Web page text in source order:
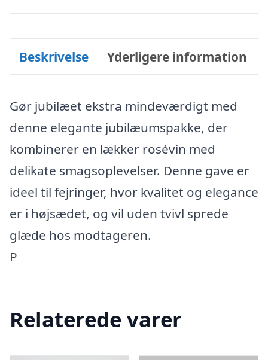
Beskrivelse Yderligere information
Gør jubilæet ekstra mindeværdigt med
denne elegante jubilæumspakke, der
kombinerer en lækker rosévin med
delikate smagsoplevelser. Denne gave er
ideel til fejringer, hvor kvalitet og elegance
er i højsædet, og vil uden tvivl sprede
glæde hos modtageren.
P
Relaterede varer